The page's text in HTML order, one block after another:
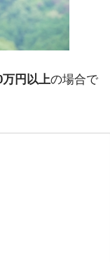
円以上の場合で